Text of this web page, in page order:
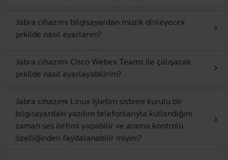
Jabra cihazımı bilgisayardan müzik dinleyecek
şekilde nasıl ayarlarım?
chevron_right
Jabra cihazımı Cisco Webex Teams ile çalışacak
şekilde nasıl ayarlayabilirim?
chevron_right
Jabra cihazımı Linux işletim sistemi kurulu bir
bilgisayardaki yazılım telefonlarıyla kullandığım
zaman ses iletimi yapabilir ve arama kontrolü
özelliğinden faydalanabilir miyim?
chevron_right